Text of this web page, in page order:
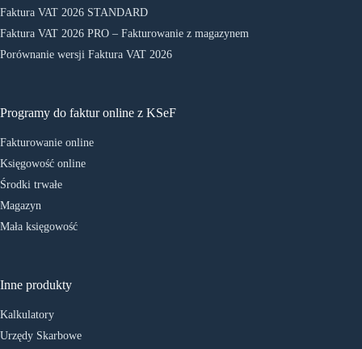
Faktura VAT 2026 STANDARD
Faktura VAT 2026 PRO – Fakturowanie z magazynem
Porównanie wersji Faktura VAT 2026
Programy do faktur online z KSeF
Fakturowanie online
Księgowość online
Środki trwałe
Magazyn
Mała księgowość
Inne produkty
Kalkulatory
Urzędy Skarbowe